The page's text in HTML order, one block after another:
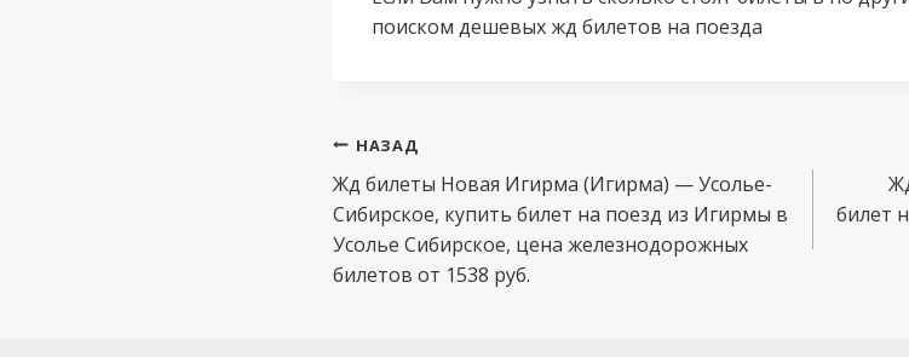
поиском дешевых жд билетов на поезда
Навигация
по
записям
НАЗАД
Жд билеты Новая Игирма (Игирма) — Усолье-
Сибирское, купить билет на поезд из Игирмы в
Усолье Сибирское, цена железнодорожных
билетов от 1538 руб.
билет